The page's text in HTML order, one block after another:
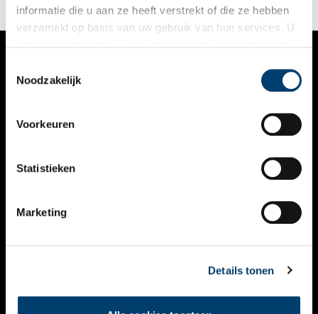
informatie die u aan ze heeft verstrekt of die ze hebben
verzameld op basis van uw gebruik van hun services. U
Noodzakelijk
Voorkeuren
Statistieken
Marketing
Details tonen
VERHALEN
KALENDER
THEMA’S
VIDEO’S
CONTACT